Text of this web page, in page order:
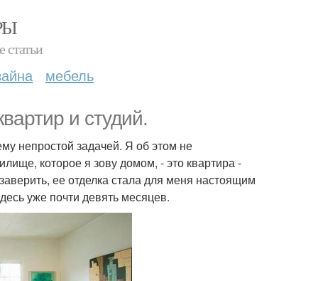
статьи
мебель
и студий.
непростой задачей. Я об этом не
которое я зову домом, - это квартира -
ее отделка стала для меня настоящим
уже почти девять месяцев.